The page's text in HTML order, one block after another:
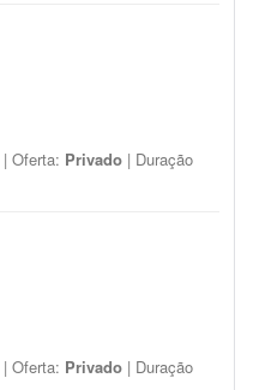
| Oferta: Privado | Duração
| Oferta: Privado | Duração